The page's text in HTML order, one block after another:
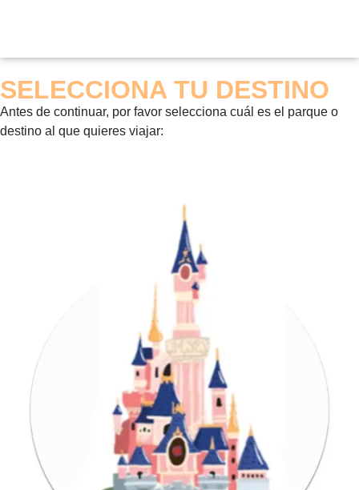
SELECCIONA TU DESTINO
Antes de continuar, por favor selecciona cuál es el parque o
destino al que quieres viajar: